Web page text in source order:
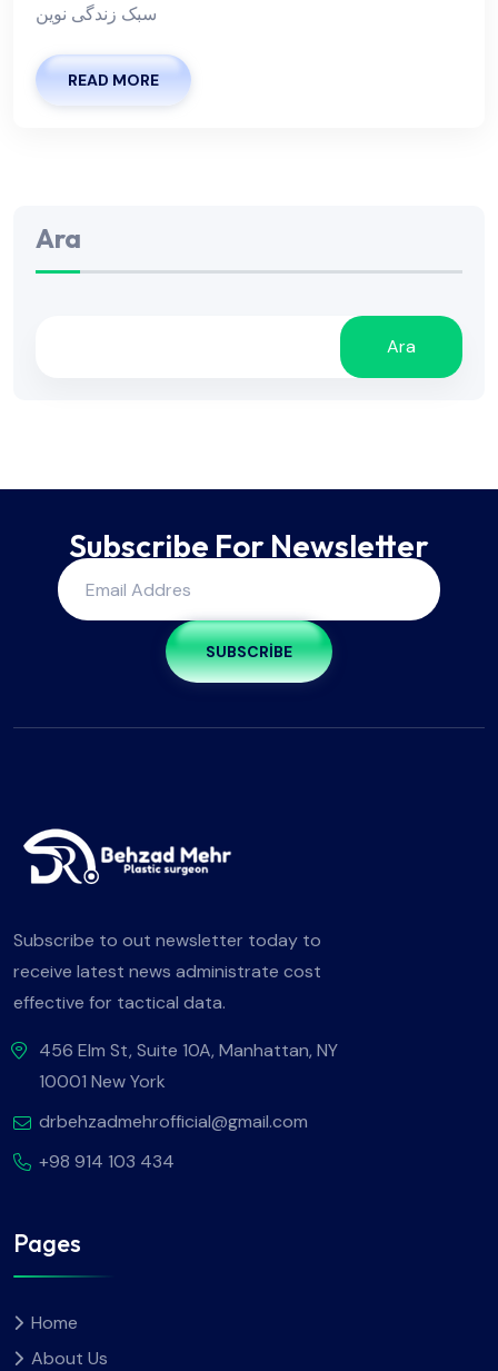
سبک زندگی نوین
READ MORE
Ara
Ara
Subscribe For Newsletter
SUBSCRIBE
Subscribe to out newsletter today to
receive latest news administrate cost
effective for tactical data.
456 Elm St, Suite 10A, Manhattan, NY
10001 New York
drbehzadmehrofficial@gmail.com
+98 914 103 434
Pages
Home
About Us